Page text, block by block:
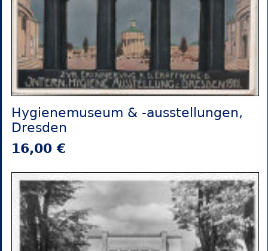
Hygienemuseum & -ausstellungen,
Dresden
16,00 €